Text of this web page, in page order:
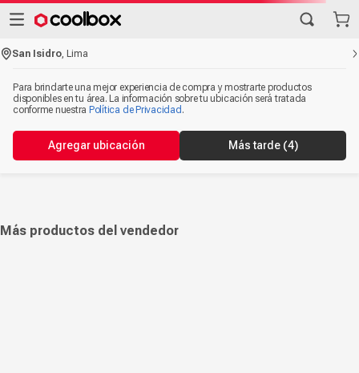
San Isidro ,Lima
Para brindarte una mejor experiencia de compra y mostrarte productos
disponibles en tu área. La información sobre tu ubicación será tratada
conforme nuestra Política de Privacidad .
Agregar ubicación Más tarde (4)
Más productos del vendedor